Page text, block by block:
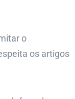
o
os artigos